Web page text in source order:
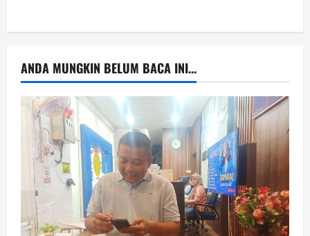
ANDA MUNGKIN BELUM BACA INI...